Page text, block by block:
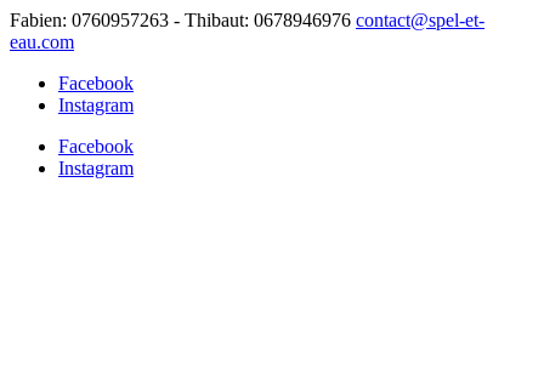
Fabien: 0760957263 - Thibaut: 0678946976 contact@spel-et-
eau.com
Facebook
Instagram
Facebook
Instagram